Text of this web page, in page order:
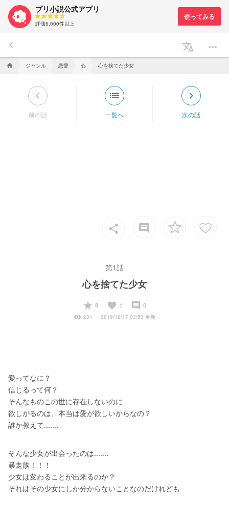
プリ小説公式アプリ
評価6,000件以上
keyboard_arrow_left translate more_horiz
home ジャンル 恋愛 心 心を捨てた少女
keyboard_arrow_left
前の話
list
一覧へ
keyboard_arrow_right
次の話
share insert_comment
第1話
心を捨てた少女
start
8 favorite 1 insert_comment 0
visibility 231 2019/12/17 03:53 更新
愛ってなに？
信じるって何？
そんなものこの世に存在しないのに
欲しがるのは、本当は愛が欲しいからなの？
誰か教えて.......
そんな少女が出会ったのは.......
暴走族！！！
少女は変わることが出来るのか？
それはその少女にしか分からないことなのだけれども